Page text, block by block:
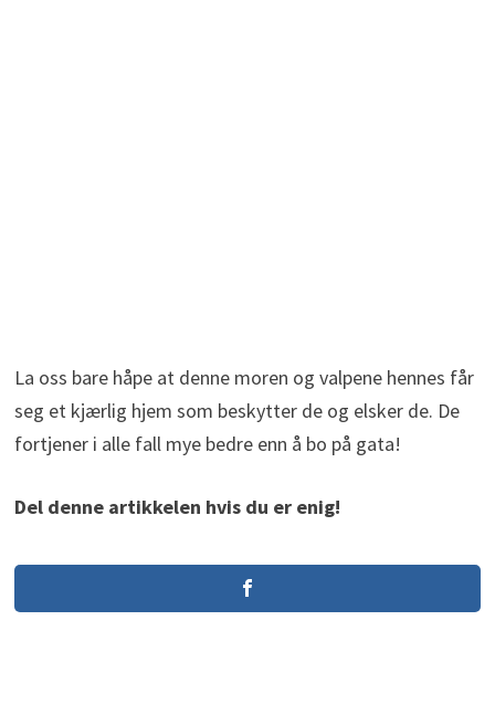
La oss bare håpe at denne moren og valpene hennes får
seg et kjærlig hjem som beskytter de og elsker de. De
fortjener i alle fall mye bedre enn å bo på gata!
Del denne artikkelen hvis du er enig!